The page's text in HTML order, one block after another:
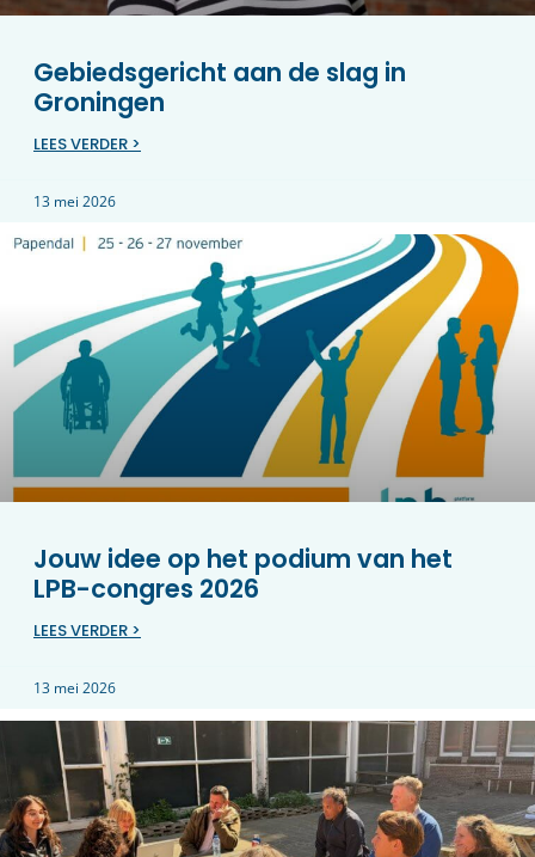
Gebiedsgericht aan de slag in
Groningen
LEES VERDER >
13 mei 2026
Jouw idee op het podium van het
LPB-congres 2026
LEES VERDER >
13 mei 2026